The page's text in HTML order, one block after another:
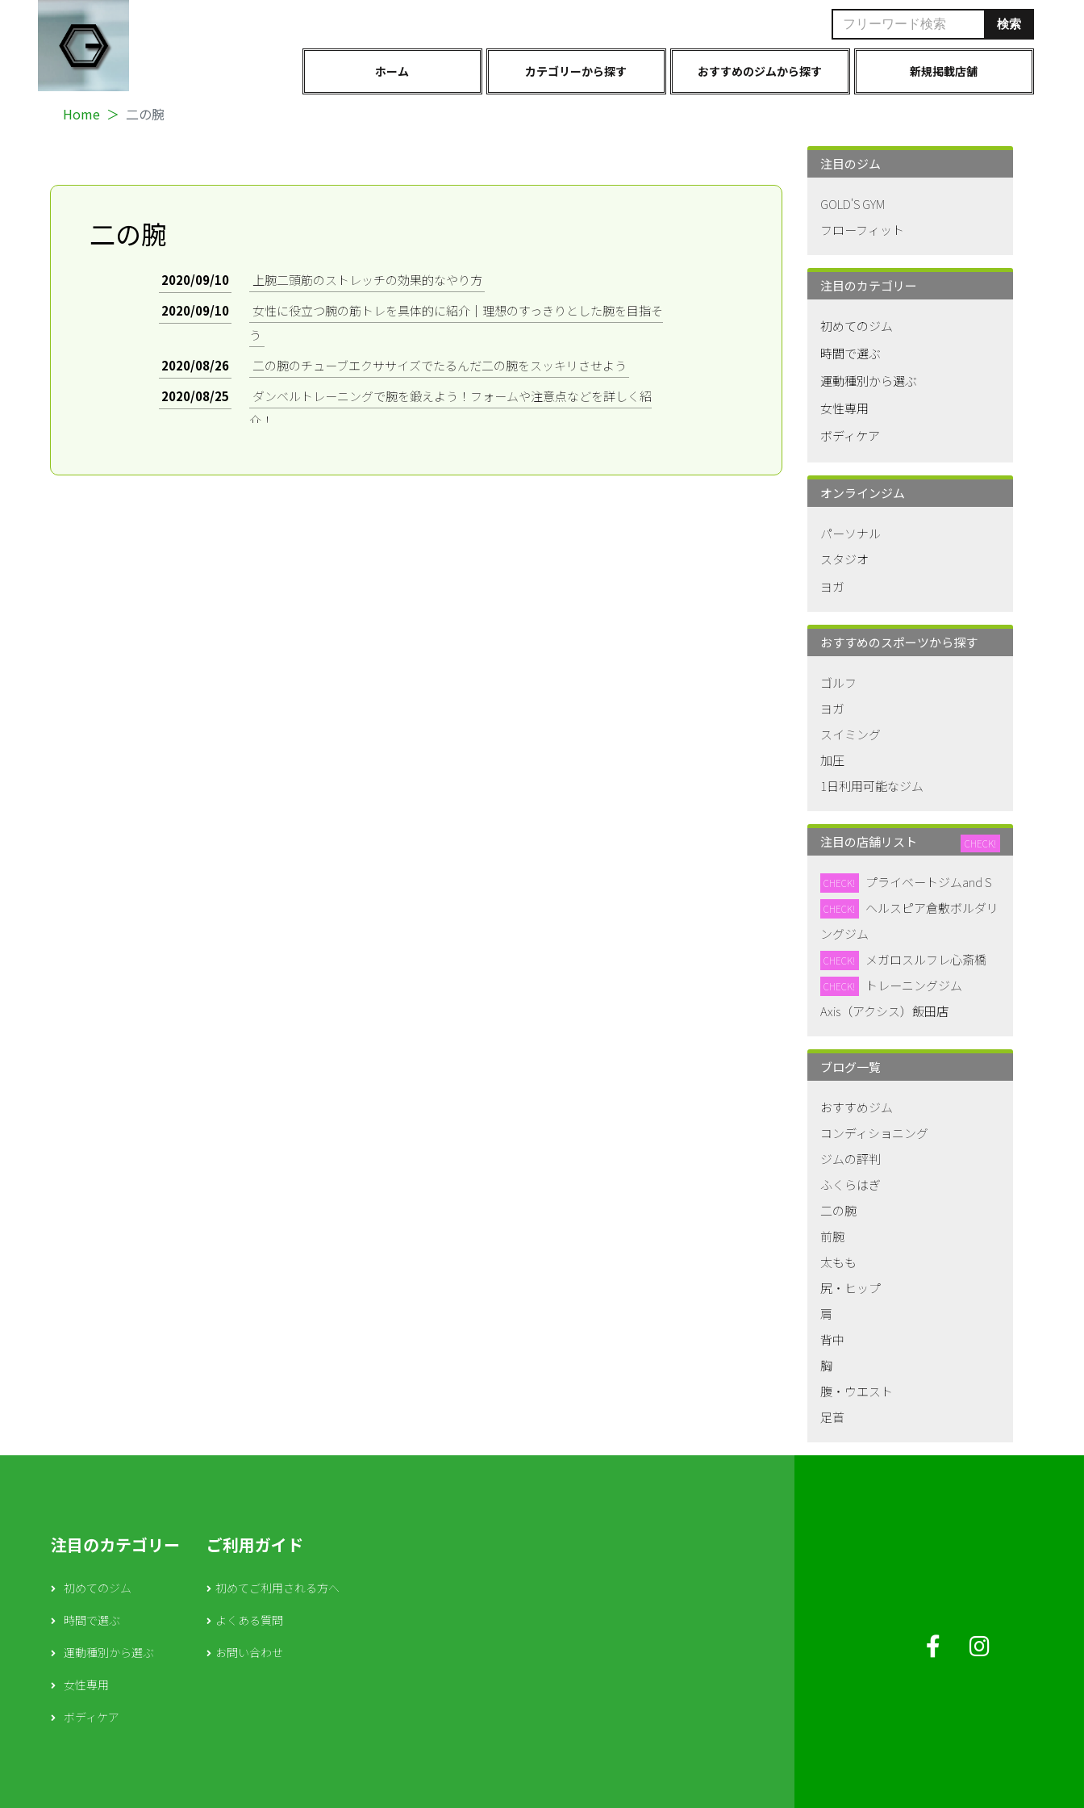
ホーム カテゴリーから探す おすすめのジムから探す 新規掲載店舗
Home 二の腕
二の腕
2020/09/10
上腕二頭筋のストレッチの効果的なやり方
2020/09/10
女性に役立つ腕の筋トレを具体的に紹介｜理想のすっきりとした腕を目指そ
う
2020/08/26
二の腕のチューブエクササイズでたるんだ二の腕をスッキリさせよう
2020/08/25
ダンベルトレーニングで腕を鍛えよう！フォームや注意点などを詳しく紹
介！
注目のジム
GOLD'S GYM
フローフィット
注目のカテゴリー
初めてのジム
時間で選ぶ
運動種別から選ぶ
女性専用
ボディケア
オンラインジム
パーソナル
スタジオ
ヨガ
おすすめのスポーツから探す
ゴルフ
ヨガ
スイミング
加圧
1日利用可能なジム
注目の店舗リスト CHECK!
CHECK! プライベートジムand S
CHECK!
ヘルスピア倉敷ボルダリ
ングジム
CHECK! メガロスルフレ心斎橋
CHECK!
トレーニングジム
Axis（アクシス）飯田店
ブログ一覧
おすすめジム
コンディショニング
ジムの評判
ふくらはぎ
二の腕
前腕
太もも
尻・ヒップ
肩
背中
胸
腹・ウエスト
足首
注目のカテゴリー
初めてのジム
時間で選ぶ
運動種別から選ぶ
女性専用
ボディケア
ご利用ガイド
初めてご利用される方へ
よくある質問
お問い合わせ